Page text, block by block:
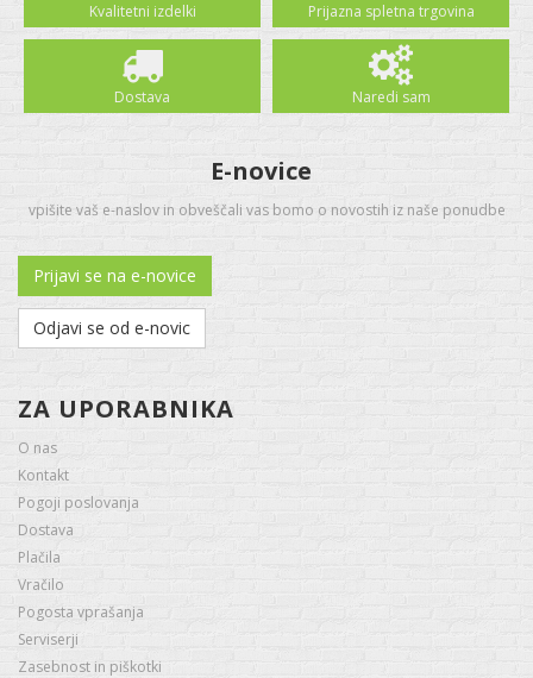
Kvalitetni izdelki Prijazna spletna trgovina
Dostava Naredi sam
E-novice
vpišite vaš e-naslov in obveščali vas bomo o novostih iz naše ponudbe
Prijavi se na e-novice
Odjavi se od e-novic
ZA UPORABNIKA
O nas
Kontakt
Pogoji poslovanja
Dostava
Plačila
Vračilo
Pogosta vprašanja
Serviserji
Zasebnost in piškotki